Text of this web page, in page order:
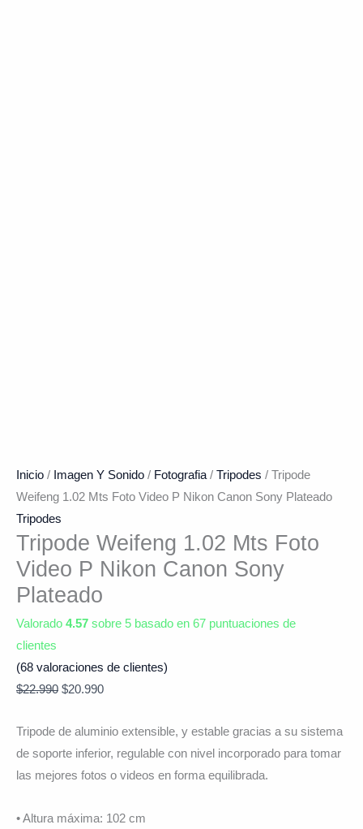
Inicio / Imagen Y Sonido / Fotografia/ Tripodes / Tripode
Weifeng 1.02 Mts Foto Video P Nikon Canon Sony Plateado
Tripodes
Tripode Weifeng 1.02 Mts Foto
Video P Nikon Canon Sony
Plateado
Valorado 4.57 sobre 5 basado en 67 puntuaciones de
clientes
(68 valoraciones de clientes)
$22.990 $20.990
Tripode de aluminio extensible, y estable gracias a su sistema
de soporte inferior, regulable con nivel incorporado para tomar
las mejores fotos o videos en forma equilibrada.
• Altura máxima: 102 cm